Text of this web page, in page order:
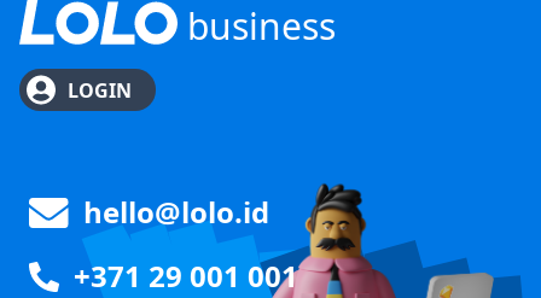
business
LOGIN
hello@lolo.id
+371 29 001 001